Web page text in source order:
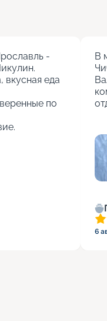
-
вкусная еда
по
В
6